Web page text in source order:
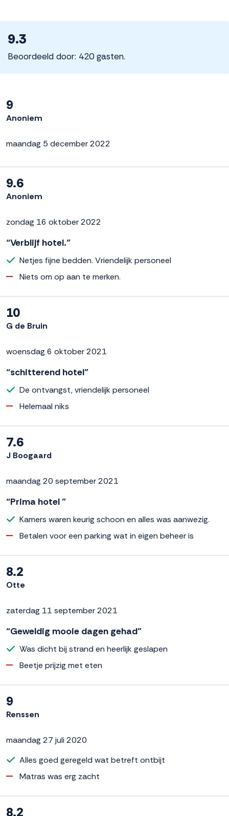
9.3
Beoordeeld door: 420 gasten.
9
Anoniem
maandag 5 december 2022
9.6
Anoniem
zondag 16 oktober 2022
“Verblijf hotel.”
Netjes fijne bedden. Vriendelijk personeel
Niets om op aan te merken.
10
G de Bruin
woensdag 6 oktober 2021
“schitterend hotel”
De ontvangst, vriendelijk personeel
Helemaal niks
7.6
J Boogaard
maandag 20 september 2021
“Prima hotel ”
Kamers waren keurig schoon en alles was aanwezig.
Betalen voor een parking wat in eigen beheer is
8.2
Otte
zaterdag 11 september 2021
“Geweldig mooie dagen gehad”
Was dicht bij strand en heerlijk geslapen
Beetje prijzig met eten
9
Renssen
maandag 27 juli 2020
Alles goed geregeld wat betreft ontbijt
Matras was erg zacht
8.2